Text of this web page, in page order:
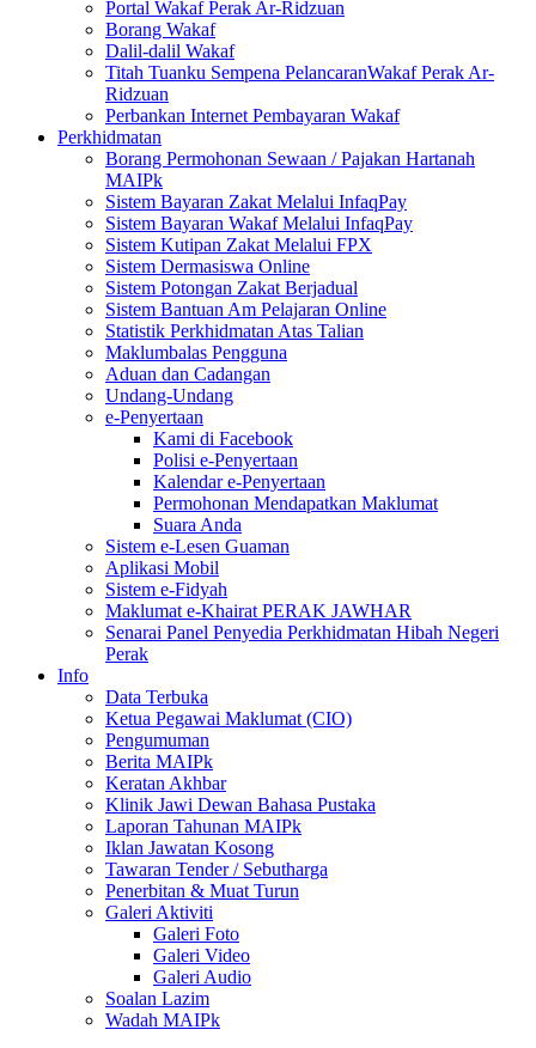
Portal Wakaf Perak Ar-Ridzuan
Borang Wakaf
Dalil-dalil Wakaf
Titah Tuanku Sempena PelancaranWakaf Perak Ar-
Ridzuan
Perbankan Internet Pembayaran Wakaf
Perkhidmatan
Borang Permohonan Sewaan / Pajakan Hartanah
MAIPk
Sistem Bayaran Zakat Melalui InfaqPay
Sistem Bayaran Wakaf Melalui InfaqPay
Sistem Kutipan Zakat Melalui FPX
Sistem Dermasiswa Online
Sistem Potongan Zakat Berjadual
Sistem Bantuan Am Pelajaran Online
Statistik Perkhidmatan Atas Talian
Maklumbalas Pengguna
Aduan dan Cadangan
Undang-Undang
e-Penyertaan
Kami di Facebook
Polisi e-Penyertaan
Kalendar e-Penyertaan
Permohonan Mendapatkan Maklumat
Suara Anda
Sistem e-Lesen Guaman
Aplikasi Mobil
Sistem e-Fidyah
Maklumat e-Khairat PERAK JAWHAR
Senarai Panel Penyedia Perkhidmatan Hibah Negeri
Perak
Info
Data Terbuka
Ketua Pegawai Maklumat (CIO)
Pengumuman
Berita MAIPk
Keratan Akhbar
Klinik Jawi Dewan Bahasa Pustaka
Laporan Tahunan MAIPk
Iklan Jawatan Kosong
Tawaran Tender / Sebutharga
Penerbitan & Muat Turun
Galeri Aktiviti
Galeri Foto
Galeri Video
Galeri Audio
Soalan Lazim
Wadah MAIPk